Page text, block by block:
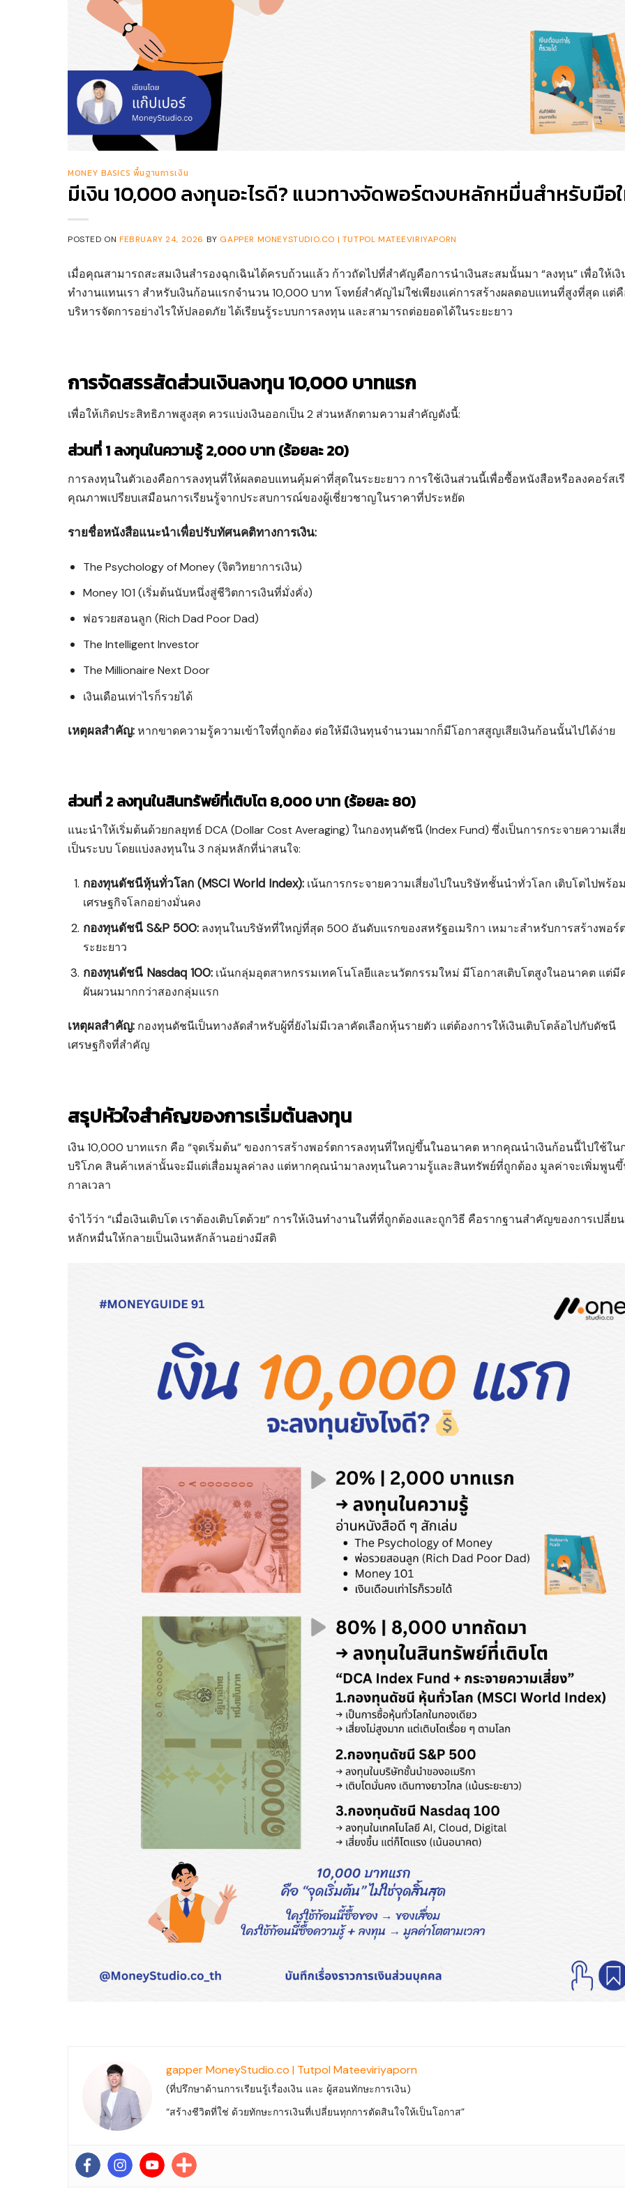
MONEY BASICS พื้นฐานการเงิน
มีเงิน 10,000 ลงทุนอะไรดี? แนวทางจัดพอร์ตงบหลักหมื่นสำหรับมือ
POSTED ON FEBRUARY 24, 2026 BY GAPPER MONEYSTUDIO.CO | TUTPOL MATEEVIRIYAPORN
เมื่อคุณสามารถสะสมเงินสำรองฉุกเฉินได้ครบถ้วนแล้ว ก้าวถัดไปที่สำคัญคือการนำเงินสะสมนั้นมา “ลงทุน” เพื่อให้เงิ
ทำงานแทนเรา สำหรับเงินก้อนแรกจำนวน 10,000 บาท โจทย์สำคัญไม่ใช่เพียงแค่การสร้างผลตอบแทนที่สูงที่สุด แต่
บริหารจัดการอย่างไรให้ปลอดภัย ได้เรียนรู้ระบบการลงทุน และสามารถต่อยอดได้ในระยะยาว
การจัดสรรสัดส่วนเงินลงทุน 10,000 บาทแรก
เพื่อให้เกิดประสิทธิภาพสูงสุด ควรแบ่งเงินออกเป็น 2 ส่วนหลักตามความสำคัญดังนี้:
ส่วนที่ 1 ลงทุนในความรู้ 2,000 บาท (ร้อยละ 20)
การลงทุนในตัวเองคือการลงทุนที่ให้ผลตอบแทนคุ้มค่าที่สุดในระยะยาว การใช้เงินส่วนนี้เพื่อซื้อหนังสือหรือลงคอร์สเ
คุณภาพเปรียบเสมือนการเรียนรู้จากประสบการณ์ของผู้เชี่ยวชาญในราคาที่ประหยัด
รายชื่อหนังสือแนะนำเพื่อปรับทัศนคติทางการเงิน:
The Psychology of Money (จิตวิทยาการเงิน)
Money 101 (เริ่มต้นนับหนึ่งสู่ชีวิตการเงินที่มั่งคั่ง)
พ่อรวยสอนลูก (Rich Dad Poor Dad)
The Intelligent Investor
The Millionaire Next Door
เงินเดือนเท่าไรก็รวยได้
เหตุผลสำคัญ:หากขาดความรู้ความเข้าใจที่ถูกต้อง ต่อให้มีเงินทุนจำนวนมากก็มีโอกาสสูญเสียเงินก้อนนั้นไปได้ง่าย
ส่วนที่ 2 ลงทุนในสินทรัพย์ที่เติบโต 8,000 บาท (ร้อยละ 80)
แนะนำให้เริ่มต้นด้วยกลยุทธ์ DCA (Dollar Cost Averaging) ในกองทุนดัชนี (Index Fund) ซึ่งเป็นการกระจายความเสี่
เป็นระบบ โดยแบ่งลงทุนใน 3 กลุ่มหลักที่น่าสนใจ:
กองทุนดัชนีหุ้นทั่วโลก (MSCI World Index): เน้นการกระจายความเสี่ยงไปในบริษัทชั้นนำทั่วโลก เติบโตไปพร้อ
เศรษฐกิจโลกอย่างมั่นคง
กองทุนดัชนี S&P 500: ลงทุนในบริษัทที่ใหญ่ที่สุด 500 อันดับแรกของสหรัฐอเมริกา เหมาะสำหรับการสร้างพอร์
ระยะยาว
กองทุนดัชนี Nasdaq 100: เน้นกลุ่มอุตสาหกรรมเทคโนโลยีและนวัตกรรมใหม่ มีโอกาสเติบโตสูงในอนาคต แต่มี
ผันผวนมากกว่าสองกลุ่มแรก
เหตุผลสำคัญ: กองทุนดัชนีเป็นทางลัดสำหรับผู้ที่ยังไม่มีเวลาคัดเลือกหุ้นรายตัว แต่ต้องการให้เงินเติบโตล้อไปกับดัชนี
เศรษฐกิจที่สำคัญ
สรุปหัวใจสำคัญของการเริ่มต้นลงทุน
เงิน 10,000 บาทแรก คือ “จุดเริ่มต้น” ของการสร้างพอร์ตการลงทุนที่ใหญ่ขึ้นในอนาคต หากคุณนำเงินก้อนนี้ไปใช้ใน
บริโภค สินค้าเหล่านั้นจะมีแต่เสื่อมมูลค่าลง แต่หากคุณนำมาลงทุนในความรู้และสินทรัพย์ที่ถูกต้อง มูลค่าจะเพิ่มพูน
กาลเวลา
จำไว้ว่า “เมื่อเงินเติบโต เราต้องเติบโตด้วย” การให้เงินทำงานในที่ที่ถูกต้องและถูกวิธี คือรากฐานสำคัญของการเปลี่ยน
หลักหมื่นให้กลายเป็นเงินหลักล้านอย่างมีสติ
gapper MoneyStudio.co | Tutpol Mateeviriyaporn
(ที่ปรึกษาด้านการเรียนรู้เรื่องเงิน และ ผู้สอนทักษะการเงิน)
“สร้างชีวิตที่ใช่ ด้วยทักษะการเงินที่เปลี่ยนทุกการตัดสินใจให้เป็นโอกาส”